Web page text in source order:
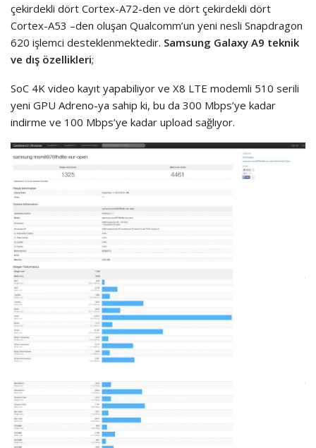
çekirdekli dört Cortex-A72-den ve dört çekirdekli dört
Cortex-A53 –den oluşan Qualcomm’un yeni nesli Snapdragon
620 işlemci desteklenmektedir. Samsung Galaxy A9 teknik
ve dış özellikleri;
SoC 4K video kayıt yapabiliyor ve X8 LTE modemli 510 serili
yeni GPU Adreno-ya sahip ki, bu da 300 Mbps’ye kadar
indirme ve 100 Mbps’ye kadar upload sağlıyor.